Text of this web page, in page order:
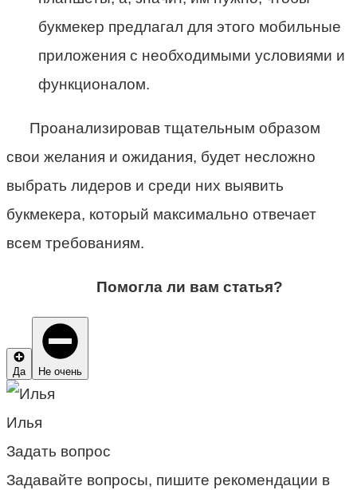
букмекер предлагал для этого мобильные
приложения с необходимыми условиями и
функционалом.
Проанализировав тщательным образом
свои желания и ожидания, будет несложно
выбрать лидеров и среди них выявить
букмекера, который максимально отвечает
всем требованиям.
Помогла ли вам статья?
Да Не очень
Илья
Задать вопрос
Задавайте вопросы, пишите рекомендации в